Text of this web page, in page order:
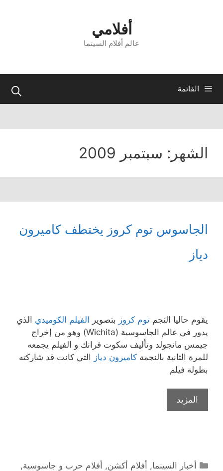
أفلامي
عالم أفلام السينما
القائمة
الشهر: سبتمبر 2009
الجاسوس توم كروز يختطف كاميرون
دياز
يقوم حاليا النجم توم كروز بتصوير الفيلم الكوميدي الذي
يدور في عالم الجاسوسية (Wichita) وهو من إخراج
جيمس مانجولد وتأليف سكوت فرانك و الفيلم يجمعه
للمرة الثانية بالنجمة كاميرون دياز التي كانت قد شاركته
بطولة فيلم
المزيد
التصنيفات
أخبار السينما, أفلام أكشن, أفلام حرب و جاسوسية,